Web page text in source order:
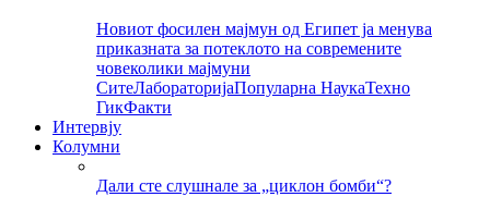
Новиот фосилен мајмун од Египет ја менува
приказната за потеклото на современите
човеколики мајмуни
СитеЛабораторијаПопуларна НаукаТехно
ГикФакти
Интервју
Колумни
Дали сте слушнале за „циклон бомби“?